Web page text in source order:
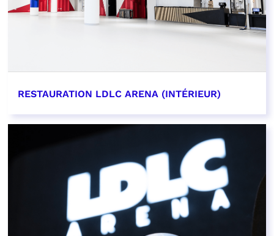
RESTAURATION LDLC ARENA (INTÉRIEUR)